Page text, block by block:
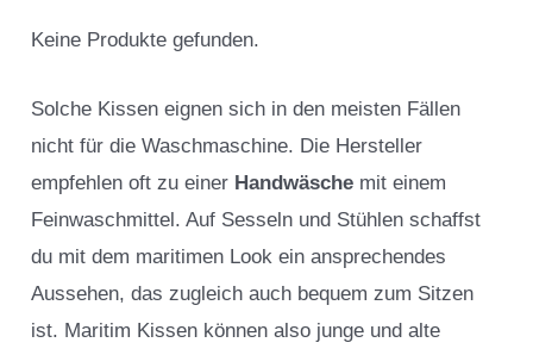
Keine Produkte gefunden.
Solche Kissen eignen sich in den meisten Fällen
nicht für die Waschmaschine. Die Hersteller
empfehlen oft zu einer Handwäsche mit einem
Feinwaschmittel. Auf Sesseln und Stühlen schaffst
du mit dem maritimen Look ein ansprechendes
Aussehen, das zugleich auch bequem zum Sitzen
ist. Maritim Kissen können also junge und alte